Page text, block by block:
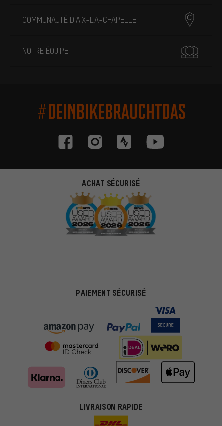
COMMUNAUTÉ D'AIX-LA-CHAPELLE
NOTRE ÉQUIPE
#DEINBIKEBRAUCHTDAS
ACHAT SÉCURISÉ
PAIEMENT SÉCURISÉ
LIVRAISON RAPIDE